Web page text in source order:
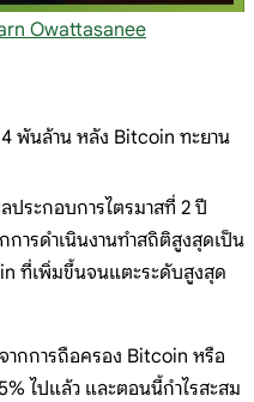
Owattasanee
พันล้าน หลัง Bitcoin ทะยาน
ประกอบการไตรมาสที่ 2 ปี
การดำเนินงานทำสถิติสูงสุดเป็น
ที่เพิ่มขึ้นจนแตะระดับสูงสุด
กการถือครอง Bitcoin หรือ
ไปแล้ว และตอนนี้กำไรสะสม